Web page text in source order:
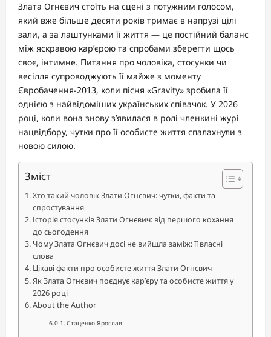
Злата Огнєвич стоїть на сцені з потужним голосом,
який вже більше десяти років тримає в напрузі цілі
зали, а за лаштунками її життя — це постійний баланс
між яскравою кар’єрою та спробами зберегти щось
своє, інтимне. Питання про чоловіка, стосунки чи
весілля супроводжують її майже з моменту
Євробачення-2013, коли пісня «Gravity» зробила її
однією з найвідоміших українських співачок. У 2026
році, коли вона знову з’явилася в ролі членкині журі
нацвідбору, чутки про її особисте життя спалахнули з
новою силою.
Зміст
Хто такий чоловік Злати Огнєвич: чутки, факти та
спростування
Історія стосунків Злати Огнєвич: від першого кохання
до сьогодення
Чому Злата Огнєвич досі не вийшла заміж: її власні
слова
Цікаві факти про особисте життя Злати Огнєвич
Як Злата Огнєвич поєднує кар’єру та особисте життя у
2026 році
About the Author
Стаценко Ярослав